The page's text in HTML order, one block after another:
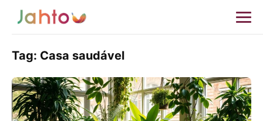
Tag: Casa saudável